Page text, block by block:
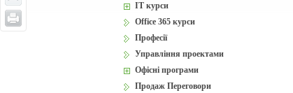
IT курси
Office 365 курси
Професії
Управління проектами
Офісні програми
Продаж Переговори